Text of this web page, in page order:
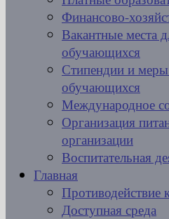
Финансово-
Вакантные места
обучающихся
Стипендии и
обучающихся
Международное
Организация
организации
Воспитательная
Главная
Противодействие
Доступная среда